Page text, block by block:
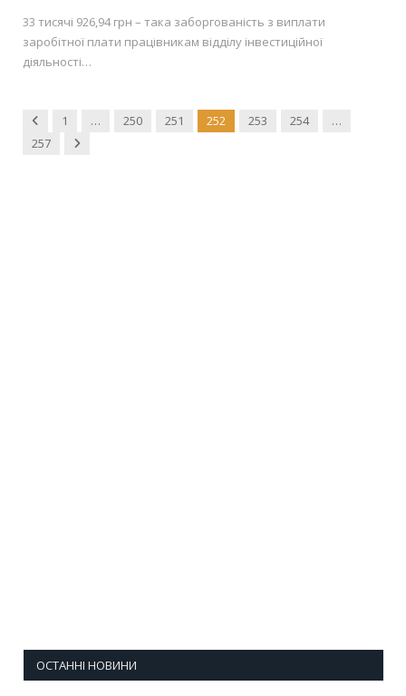
33 тисячі 926,94 грн – така заборгованість з виплати
заробітної плати працівникам відділу інвестиційної
діяльності…
Previous
1 … 250 251 252 253 254
…
257
Next
ОСТАННІ НОВИНИ